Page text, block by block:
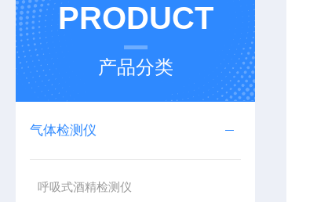
PRODUCT
产品分类
气体检测仪
呼吸式酒精检测仪